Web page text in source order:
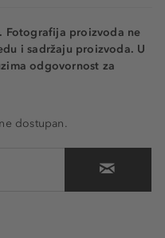
Fotografija proizvoda ne
i sadržaju proizvoda. U
odgovornost za
dostupan.